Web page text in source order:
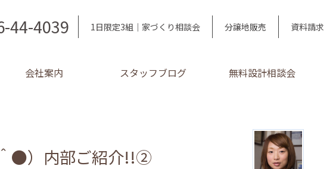
44-4039 1日限定3組｜家づくり相談会 分譲地販売 資料請求
会社案内 スタッフブログ 無料設計相談会
●）内部ご紹介!!②